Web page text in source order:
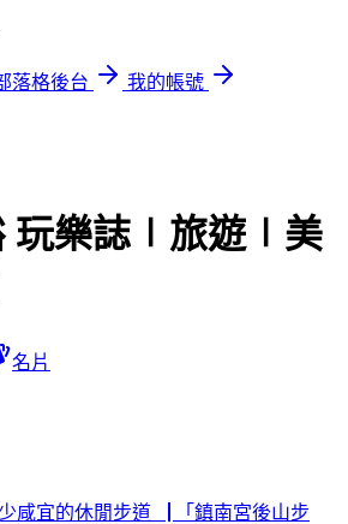
落格後台
我的帳號
玩樂誌∣旅遊∣美
名片
咸宜的休閒步道▕ 「鎮南宮後山步